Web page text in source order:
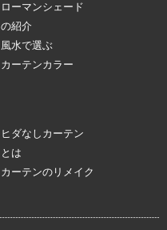
ローマンシェード
の紹介
風水で選ぶ
カーテンカラー
ヒダなしカーテン
とは
カーテンのリメイク